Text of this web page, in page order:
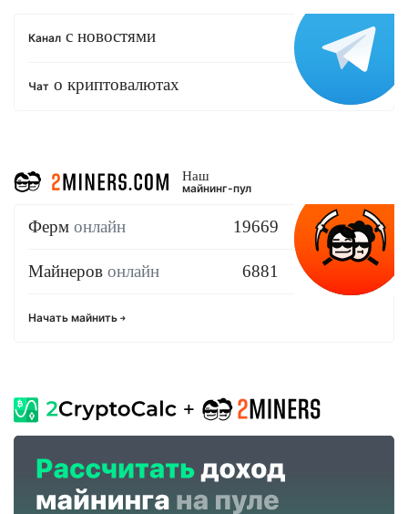
Канал с новостями
Чат о криптовалютах
Наш
майнинг-пул
Ферм онлайн 19669
Майнеров онлайн 6881
Начать майнить